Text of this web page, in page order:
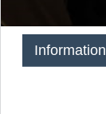
Information